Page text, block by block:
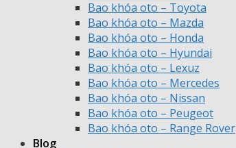
Bao khóa oto – Toyota
Bao khóa oto – Mazda
Bao khóa oto – Honda
Bao khóa oto – Hyundai
Bao khóa oto – Lexuz
Bao khóa oto – Mercedes
Bao khóa oto – Nissan
Bao khóa oto – Peugeot
Bao khóa oto – Range Rover
Blog